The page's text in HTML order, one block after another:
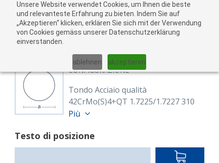
Unsere Website verwendet Cookies, um Ihnen die beste
und relevanteste Erfahrung zu bieten. Indem Sie auf
„Akzeptieren“ klicken, erklären Sie sich mit der Verwendung
von Cookies gemäss unserer Datenschutzerklärung
einverstanden.
ablehnen akzeptieren
01 02
CONFIGURAZIONE
Tondo Acciaio qualità
42CrMo(S)4+QT 1.7225/1.7227 310
geschmiedet/gewalzt, vergütet
Rund 310 mm 42CrMo(S)4+QT
(1.7225/1.7227)
Più
Testo di posizione
IN